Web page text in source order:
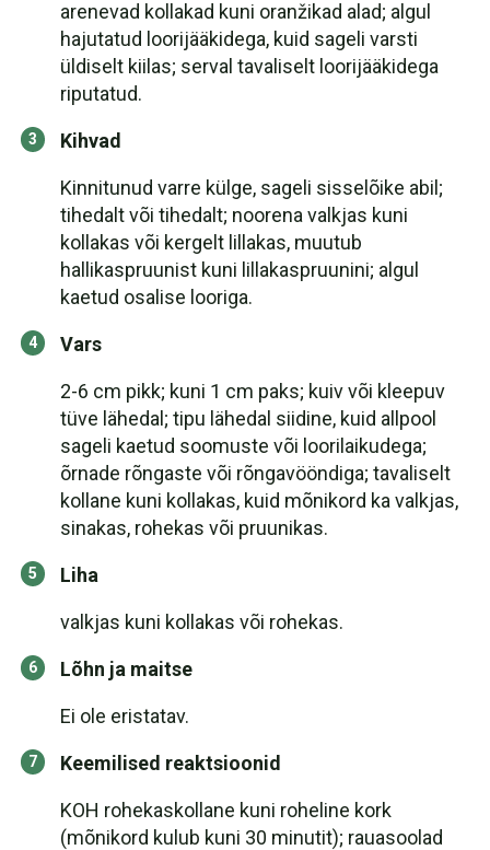
arenevad kollakad kuni oranžikad alad; algul
hajutatud loorijääkidega, kuid sageli varsti
üldiselt kiilas; serval tavaliselt loorijääkidega
riputatud.
Kihvad
Kinnitunud varre külge, sageli sisselõike abil;
tihedalt või tihedalt; noorena valkjas kuni
kollakas või kergelt lillakas, muutub
hallikaspruunist kuni lillakaspruunini; algul
kaetud osalise looriga.
Vars
2-6 cm pikk; kuni 1 cm paks; kuiv või kleepuv
tüve lähedal; tipu lähedal siidine, kuid allpool
sageli kaetud soomuste või loorilaikudega;
õrnade rõngaste või rõngavööndiga; tavaliselt
kollane kuni kollakas, kuid mõnikord ka valkjas,
sinakas, rohekas või pruunikas.
Liha
valkjas kuni kollakas või rohekas.
Lõhn ja maitse
Ei ole eristatav.
Keemilised reaktsioonid
KOH rohekaskollane kuni roheline kork
(mõnikord kulub kuni 30 minutit); rauasoolad